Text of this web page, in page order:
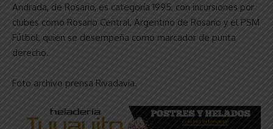
Andrada, de Rosario, es categoría 1995, con incursiones por
clubes como Rosario Central, Argentino de Rosario y el PSM
Fútbol, quien se desempeña como marcador de punta
derecho.
Foto archivo prensa Rivadavia.